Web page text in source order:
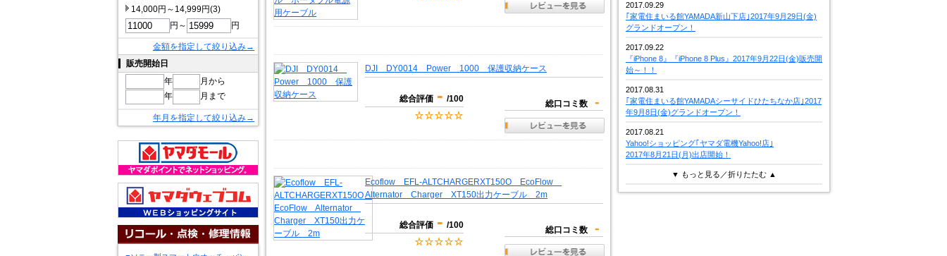
14,000円～14,999円(3)
円～
円
金額を指定して絞り込み→
販売開始日
年
月から
年
月まで
年月を指定して絞り込み→
DJI DY0014 Power 1000 保護収納ケース
総合評価 - /100 総口コミ数 -
Ecoflow EFL-ALTCHARGERXT150O EcoFlow
Alternator Charger XT150出力ケーブル 2m
総合評価 - /100 総口コミ数 -
2017.09.29
｢家電住まいる館YAMADA新山下店｣2017年9月29日(金)
グランドオープン！
2017.09.22
『iPhone 8』『iPhone 8 Plus』2017年9月22日(金)販売開
始～！！
2017.08.31
｢家電住まいる館YAMADAシーサイドひたちなか店｣2017
年9月8日(金)グランドオープン！
2017.08.21
Yahoo!ショッピング｢ヤマダ電機Yahoo!店｣
2017年8月21日(月)出店開始！
▼ もっと見る／折りたたむ ▲